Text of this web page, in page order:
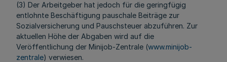
(3) Der Arbeitgeber hat jedoch für die geringfügig
entlohnte Beschäftigung pauschale Beiträge zur
Sozialversicherung und Pauschsteuer abzuführen. Zur
aktuellen Höhe der Abgaben wird auf die
Veröffentlichung der Minijob-Zentrale (www.minijob-
zentrale) verwiesen.